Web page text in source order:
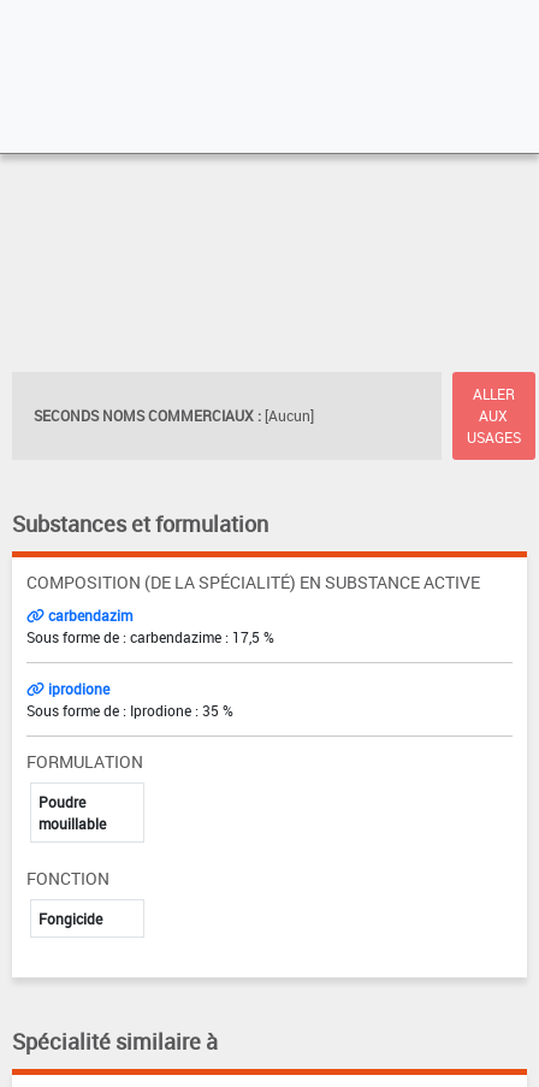
SECONDS NOMS COMMERCIAUX : [Aucun]
ALLER
AUX
USAGES
Substances et formulation
COMPOSITION (DE LA SPÉCIALITÉ) EN SUBSTANCE ACTIVE
carbendazim
Sous forme de : carbendazime : 17,5 %
iprodione
Sous forme de : Iprodione : 35 %
FORMULATION
Poudre
mouillable
FONCTION
Fongicide
Spécialité similaire à